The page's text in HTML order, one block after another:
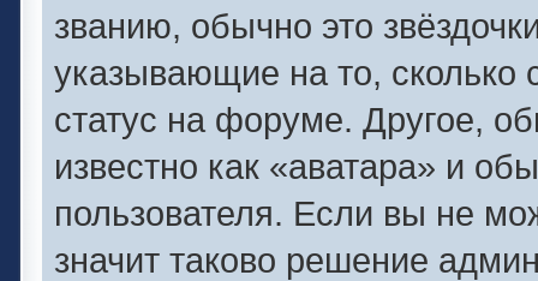
званию, обычно это
указывающие на то,
статус на форуме. Другое,
известно как «аватара» и
пользователя. Если вы не
значит таково решение